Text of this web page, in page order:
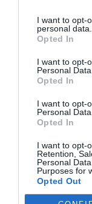
I want to opt-
personal data.
Opted In
I want to opt-
Personal Data.
Opted In
I want to opt-
Personal
Opted In
I want to opt-
Retention,
Personal
Purposes for
Opted Out